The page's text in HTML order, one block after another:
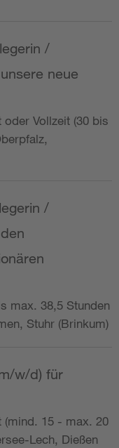
/
neue
Vollzeit (30 bis
/
max. 38,5 Stunden
Stuhr (Brinkum)
w/d) für
(mind. 15 - max. 20
Lech, Dießen